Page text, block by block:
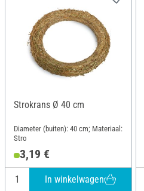
Strokrans Ø 40 cm
Diameter (buiten): 40 cm; Materiaal:
Stro
3,19 €
In winkelwagen